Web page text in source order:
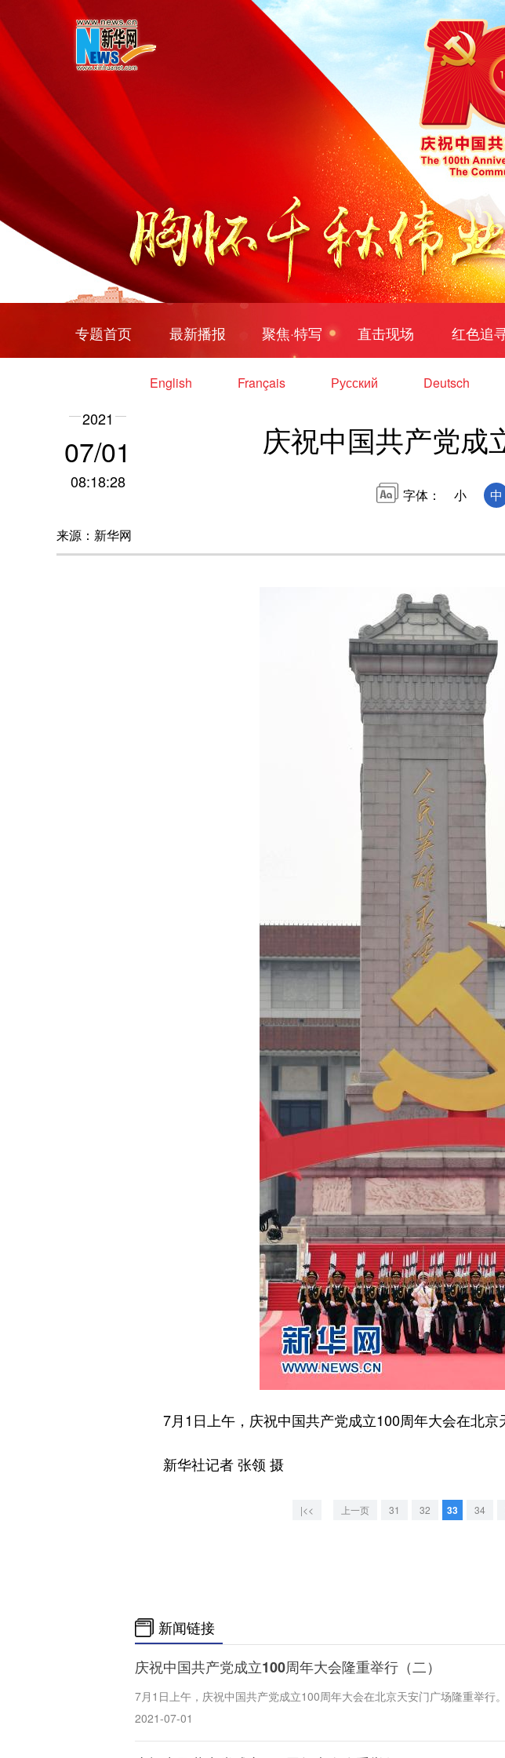
专题首页 最新播报 聚焦·特写 直击现场 红色追
English Français Русский Deutsch
2021
07/01
08:18:28
来源：新华网
庆祝中国共产党成
字体： 小 中
7月1日上午，庆祝中国共产党成立100周年大会在北京
新华社记者 张领 摄
|<< 上一页 31 32 33 34
新闻链接
庆祝中国共产党成立100周年大会隆重举行（二）
7月1日上午，庆祝中国共产党成立100周年大会在北京天安门广场隆重举行。
2021-07-01